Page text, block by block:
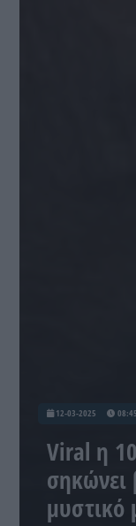
12-03-2025 08:45
Viral η
σηκώνει
μυστικό